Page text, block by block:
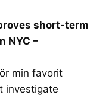
short-term
NYC –
min favorit
investigate